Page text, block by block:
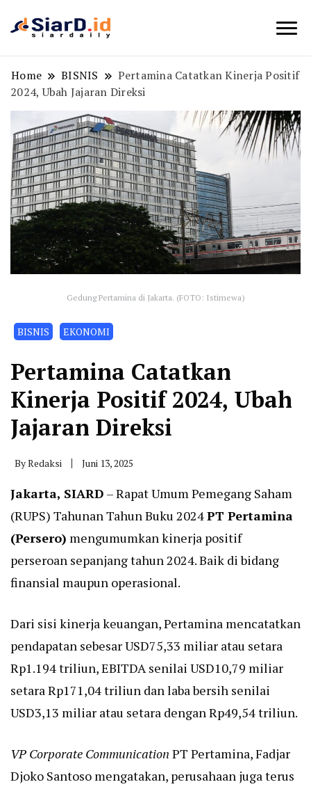
Home BISNIS
Pertamina Catatkan Kinerja Positif
2024, Ubah Jajaran Direksi
Gedung Pertamina di Jakarta. (FOTO: Istimewa)
BISNIS EKONOMI
Pertamina Catatkan
Kinerja Positif 2024, Ubah
Jajaran Direksi
ByRedaksi Juni 13, 2025
Jakarta, SIARD – Rapat Umum Pemegang Saham
(RUPS) Tahunan Tahun Buku 2024PT Pertamina
(Persero) mengumumkan kinerja positif
perseroan sepanjang tahun 2024. Baik di bidang
finansial maupun operasional.
Dari sisi kinerja keuangan, Pertamina mencatatkan
pendapatan sebesar USD75,33 miliar atau setara
Rp1.194 triliun, EBITDA senilai USD10,79 miliar
setara Rp171,04 triliun dan laba bersih senilai
USD3,13 miliar atau setara dengan Rp49,54 triliun.
VP Corporate Communication PT Pertamina, Fadjar
Djoko Santoso mengatakan, perusahaan juga terus